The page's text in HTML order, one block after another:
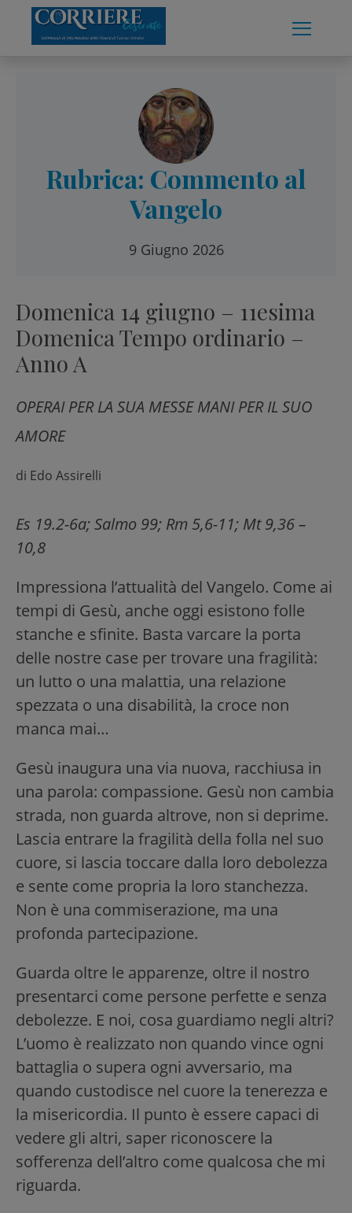
content
Rubrica: Commento al
Vangelo
9 Giugno 2026
Domenica 14 giugno – 11esima
Domenica Tempo ordinario –
Anno A
OPERAI PER LA SUA MESSE MANI PER IL SUO
AMORE
di Edo Assirelli
Es 19.2-6a; Salmo 99; Rm 5,6-11; Mt 9,36 –
10,8
Impressiona l’attualità del Vangelo. Come ai
tempi di Gesù, anche oggi esistono folle
stanche e sfinite. Basta varcare la porta
delle nostre case per trovare una fragilità:
un lutto o una malattia, una relazione
spezzata o una disabilità, la croce non
manca mai…
Gesù inaugura una via nuova, racchiusa in
una parola: compassione. Gesù non cambia
strada, non guarda altrove, non si deprime.
Lascia entrare la fragilità della folla nel suo
cuore, si lascia toccare dalla loro debolezza
e sente come propria la loro stanchezza.
Non è una commiserazione, ma una
profonda partecipazione.
Guarda oltre le apparenze, oltre il nostro
presentarci come persone perfette e senza
debolezze. E noi, cosa guardiamo negli altri?
L’uomo è realizzato non quando vince ogni
battaglia o supera ogni avversario, ma
quando custodisce nel cuore la tenerezza e
la misericordia. Il punto è essere capaci di
vedere gli altri, saper riconoscere la
sofferenza dell’altro come qualcosa che mi
riguarda.